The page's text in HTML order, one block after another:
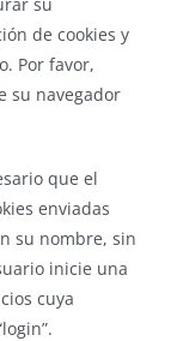
de cookies y
Por favor,
su navegador
que el
enviadas
su nombre, sin
inicie una
cuya